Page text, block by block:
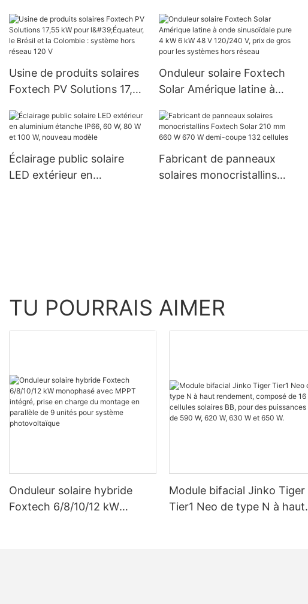
bricolage, énergie solaire,
onduleur hors réseau,
batterie au lithium 51,2 V
Usine de produits solaires
Foxtech PV Solutions 17,55
Brésil et la Colombie :
système hors réseau 120 V
Onduleur solaire Foxtech
Solar Amérique latine à
kW 6 kW 48 V 120/240 V,
prix de gros pour les
systèmes hors réseau
Éclairage public solaire
LED extérieur en
Fabricant de panneaux
solaires monocristallins
TU POURRAIS AIMER
Onduleur solaire hybride
Foxtech 6/8/10/12 kW
Module bifacial Jinko Tiger
Tier1 Neo de type N à haut